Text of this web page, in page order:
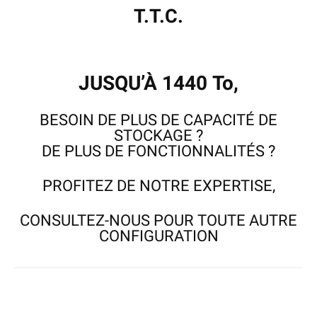
T.T.C.
JUSQU’À 1440 To,
BESOIN DE PLUS DE CAPACITÉ DE
STOCKAGE ?
DE PLUS DE FONCTIONNALITÉS ?
PROFITEZ DE NOTRE EXPERTISE,
CONSULTEZ-NOUS POUR TOUTE AUTRE
CONFIGURATION